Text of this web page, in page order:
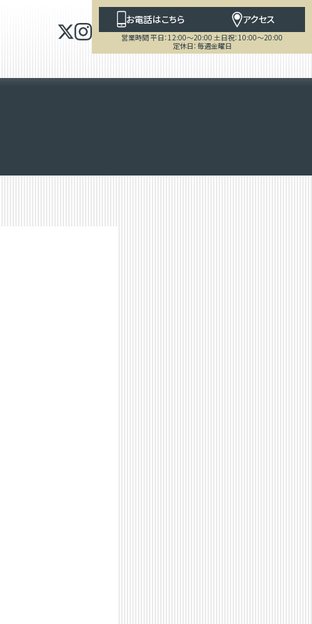
お電話はこちら アクセス
営業時間 平日：12:00～20:00 土日祝：10:00～20:00
定休日：毎週金曜日